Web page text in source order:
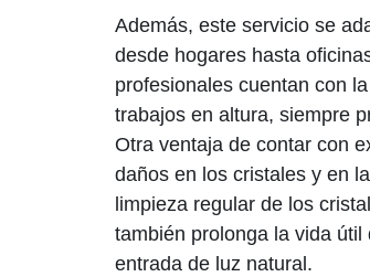
Además, este servicio se
desde hogares hasta
profesionales cuentan con
trabajos en altura, siempre
Otra ventaja de contar con
daños en los cristales y en
limpieza regular de los
también prolonga la vida
entrada de luz natural.